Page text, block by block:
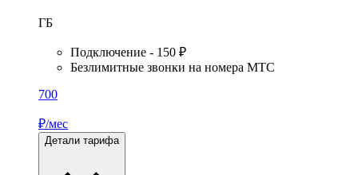
ГБ
Подключение - 150 ₽
Безлимитные звонки на номера МТС
700
₽/мес
Детали тарифа